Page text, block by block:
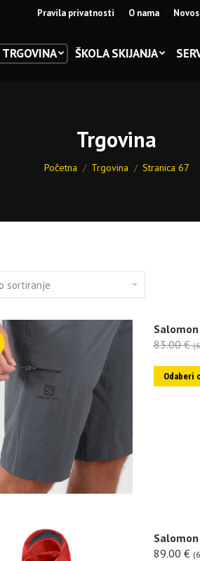
Pravila privatnosti O nama
TRGOVINA ŠKOLA SKIJANJA
Trgovina
You are here:
Početna Trgovina Stranica 67
83.00€
Odaberi
89.00 €